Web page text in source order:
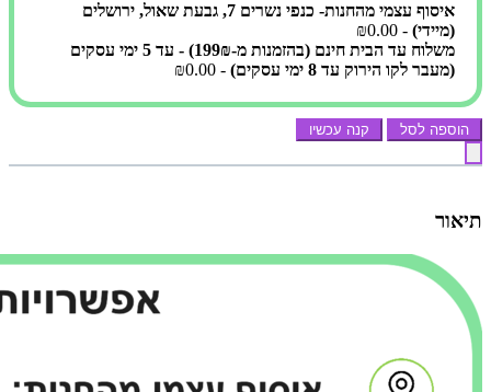
איסוף עצמי מהחנות- כנפי נשרים 7, גבעת שאול, ירושלים
(מיידי) - ₪0.00
משלוח עד הבית חינם (בהזמנות מ-199₪) - עד 5 ימי עסקים
(מעבר לקו הירוק עד 8 ימי עסקים)
- ₪0.00
הוספה לסל קנה עכשיו
תיאור